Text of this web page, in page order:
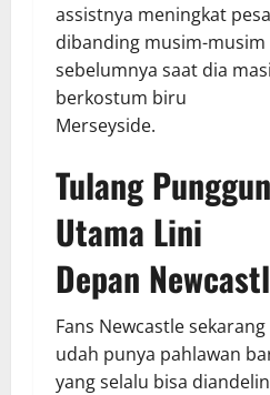
assistnya meningkat
dibanding musim-musim
sebelumnya saat dia
berkostum biru
Merseyside.
Tulang
Utama Lini
Depan
Fans Newcastle sekarang
udah punya pahlawan
yang selalu bisa diandelin